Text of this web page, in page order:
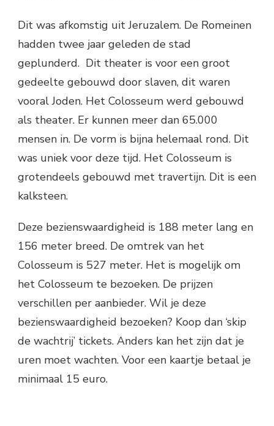
Dit was afkomstig uit Jeruzalem. De Romeinen
hadden twee jaar geleden de stad
geplunderd. Dit theater is voor een groot
gedeelte gebouwd door slaven, dit waren
vooral Joden. Het Colosseum werd gebouwd
als theater. Er kunnen meer dan 65.000
mensen in. De vorm is bijna helemaal rond. Dit
was uniek voor deze tijd. Het Colosseum is
grotendeels gebouwd met travertijn. Dit is een
kalksteen.
Deze bezienswaardigheid is 188 meter lang en
156 meter breed. De omtrek van het
Colosseum is 527 meter. Het is mogelijk om
het Colosseum te bezoeken. De prijzen
verschillen per aanbieder. Wil je deze
bezienswaardigheid bezoeken? Koop dan ‘skip
de wachtrij’ tickets. Anders kan het zijn dat je
uren moet wachten. Voor een kaartje betaal je
minimaal 15 euro.